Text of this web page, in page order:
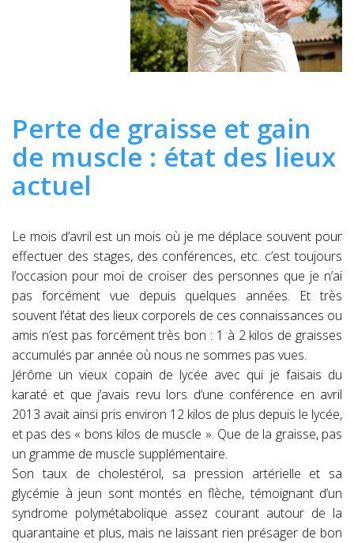
Perte de graisse et gain
de muscle : état des lieux
actuel
Le mois d’avril est un mois où je me déplace souvent pour
effectuer des stages, des conférences, etc. c’est toujours
l’occasion pour moi de croiser des personnes que je n’ai
pas forcément vue depuis quelques années. Et très
souvent l’état des lieux corporels de ces connaissances ou
amis n’est pas forcément très bon : 1 à 2 kilos de graisses
accumulés par année où nous ne sommes pas vues.
Jérôme un vieux copain de lycée avec qui je faisais du
karaté et que j’avais revu lors d’une conférence en avril
2013 avait ainsi pris environ 12 kilos de plus depuis le lycée,
et pas des « bons kilos de muscle ». Que de la graisse, pas
un gramme de muscle supplémentaire.
Son taux de cholestérol, sa pression artérielle et sa
glycémie à jeun sont montés en flèche, témoignant d’un
syndrome polymétabolique assez courant autour de la
quarantaine et plus, mais ne laissant rien présager de bon